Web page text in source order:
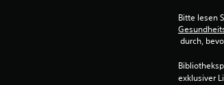
Bitte lesen
durch,
exklusiver